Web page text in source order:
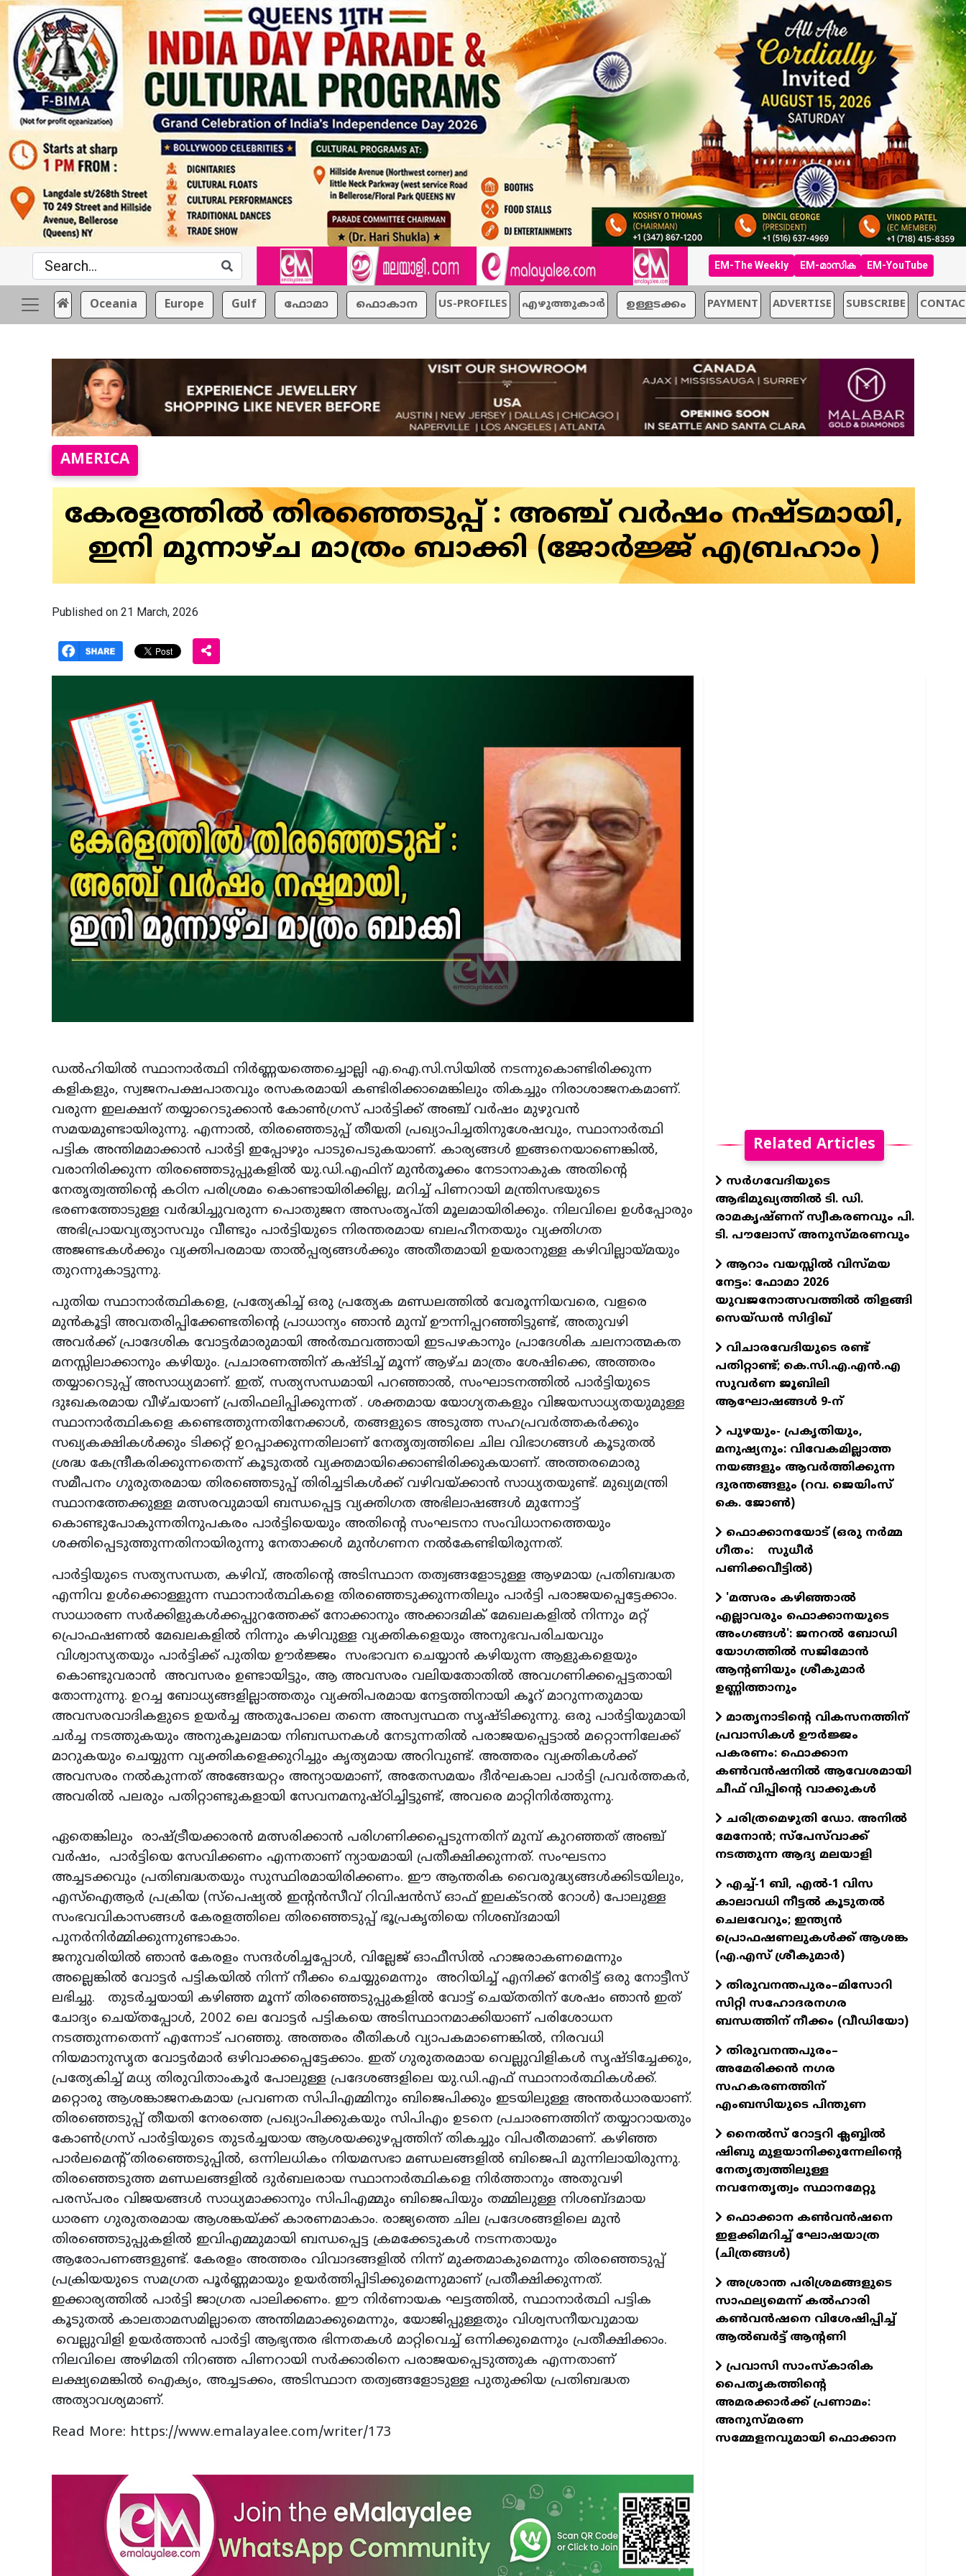
EM-The Weekly EM-മാസിക EM-YouTube
Oceania Europe Gulf ഫോമാ ഫൊകാന US-PROFILES എഴുത്തുകാര്‍ ഉള്ളടക്കം PAYMENT ADVERTISE SUBSCRIBE
AMERICA
കേരളത്തിൽ തിരഞ്ഞെടുപ്പ് : അഞ്ച് വർഷം നഷ്ടമായി,
ഇനി മൂന്നാഴ്ച മാത്രം ബാക്കി (ജോർജ്ജ് എബ്രഹാം )
Published on 21 March, 2026
ഡൽഹിയിൽ സ്ഥാനാർത്ഥി നിർണ്ണയത്തെച്ചൊല്ലി എ.ഐ.സി.സിയിൽ നടന്നുകൊണ്ടിരിക്കുന്ന
കളികളും, സ്വജനപക്ഷപാതവും രസകരമായി കണ്ടിരിക്കാമെങ്കിലും തികച്ചും നിരാശാജനകമാണ്.
വരുന്ന ഇലക്ഷന് തയ്യാറെടുക്കാൻ കോൺഗ്രസ് പാർട്ടിക്ക് അഞ്ച് വർഷം മുഴുവൻ
സമയമുണ്ടായിരുന്നു. എന്നാൽ, തിരഞ്ഞെടുപ്പ് തീയതി പ്രഖ്യാപിച്ചതിനുശേഷവും, സ്ഥാനാർത്ഥി
പട്ടിക അന്തിമമാക്കാൻ പാർട്ടി ഇപ്പോഴും പാടുപെടുകയാണ്. കാര്യങ്ങൾ ഇങ്ങനെയാണെങ്കിൽ,
വരാനിരിക്കുന്ന തിരഞ്ഞെടുപ്പുകളിൽ യു.ഡി.എഫിന് മുൻതൂക്കം നേടാനാകുക അതിന്റെ
നേതൃത്വത്തിന്റെ കഠിന പരിശ്രമം കൊണ്ടായിരിക്കില്ല, മറിച്ച് പിണറായി മന്ത്രിസഭയുടെ
ഭരണത്തോടുള്ള വർദ്ധിച്ചുവരുന്ന പൊതുജന അസംതൃപ്തി മൂലമായിരിക്കും. നിലവിലെ ഉൾപ്പോരും
അഭിപ്രായവ്യത്യാസവും വീണ്ടും പാർട്ടിയുടെ നിരന്തരമായ ബലഹീനതയും വ്യക്തിഗത
അജണ്ടകൾക്കും വ്യക്തിപരമായ താൽപ്പര്യങ്ങൾക്കും അതീതമായി ഉയരാനുള്ള കഴിവില്ലായ്മയും
തുറന്നുകാട്ടുന്നു.
പുതിയ സ്ഥാനാർത്ഥികളെ, പ്രത്യേകിച്ച് ഒരു പ്രത്യേക മണ്ഡലത്തിൽ വേരൂന്നിയവരെ, വളരെ
മുൻകൂട്ടി അവതരിപ്പിക്കേണ്ടതിന്റെ പ്രാധാന്യം ഞാൻ മുമ്പ് ഊന്നിപ്പറഞ്ഞിട്ടുണ്ട്, അതുവഴി
അവർക്ക് പ്രാദേശിക വോട്ടർമാരുമായി അർത്ഥവത്തായി ഇടപഴകാനും പ്രാദേശിക ചലനാത്മകത
മനസ്സിലാക്കാനും കഴിയും. പ്രചാരണത്തിന് കഷ്ടിച്ച് മൂന്ന് ആഴ്ച മാത്രം ശേഷിക്കെ, അത്തരം
തയ്യാറെടുപ്പ് അസാധ്യമാണ്. ഇത്, സത്യസന്ധമായി പറഞ്ഞാൽ, സംഘാടനത്തിൽ പാർട്ടിയുടെ
ദുഃഖകരമായ വീഴ്ചയാണ് പ്രതിഫലിപ്പിക്കുന്നത് . ശക്തമായ യോഗ്യതകളും വിജയസാധ്യതയുമുള്ള
സ്ഥാനാർത്ഥികളെ കണ്ടെത്തുന്നതിനേക്കാൾ, തങ്ങളുടെ അടുത്ത സഹപ്രവർത്തകർക്കും
സഖ്യകക്ഷികൾക്കും ടിക്കറ്റ് ഉറപ്പാക്കുന്നതിലാണ് നേതൃത്വത്തിലെ ചില വിഭാഗങ്ങൾ കൂടുതൽ
ശ്രദ്ധ കേന്ദ്രീകരിക്കുന്നതെന്ന് കൂടുതൽ വ്യക്തമായിക്കൊണ്ടിരിക്കുകയാണ്. അത്തരമൊരു
സമീപനം ഗുരുതരമായ തിരഞ്ഞെടുപ്പ് തിരിച്ചടികൾക്ക് വഴിവയ്ക്കാൻ സാധ്യതയുണ്ട്. മുഖ്യമന്ത്രി
സ്ഥാനത്തേക്കുള്ള മത്സരവുമായി ബന്ധപ്പെട്ട വ്യക്തിഗത അഭിലാഷങ്ങൾ മുന്നോട്ട്
കൊണ്ടുപോകുന്നതിനുപകരം പാർട്ടിയെയും അതിന്റെ സംഘടനാ സംവിധാനത്തെയും
ശക്തിപ്പെടുത്തുന്നതിനായിരുന്നു നേതാക്കൾ മുൻഗണന നൽകേണ്ടിയിരുന്നത്.
പാർട്ടിയുടെ സത്യസന്ധത, കഴിവ്, അതിന്റെ അടിസ്ഥാന തത്വങ്ങളോടുള്ള ആഴമായ പ്രതിബദ്ധത
എന്നിവ ഉൾക്കൊള്ളുന്ന സ്ഥാനാർത്ഥികളെ തിരഞ്ഞെടുക്കുന്നതിലും പാർട്ടി പരാജയപ്പെട്ടേക്കാം.
സാധാരണ സർക്കിളുകൾക്കപ്പുറത്തേക്ക് നോക്കാനും അക്കാദമിക് മേഖലകളിൽ നിന്നും മറ്റ്
പ്രൊഫഷണൽ മേഖലകളിൽ നിന്നും കഴിവുള്ള വ്യക്തികളെയും അനുഭവപരിചയവും
വിശ്വാസ്യതയും പാർട്ടിക്ക് പുതിയ ഊർജ്ജം സംഭാവന ചെയ്യാൻ കഴിയുന്ന ആളുകളെയും
കൊണ്ടുവരാൻ അവസരം ഉണ്ടായിട്ടും, ആ അവസരം വലിയതോതിൽ അവഗണിക്കപ്പെട്ടതായി
തോന്നുന്നു. ഉറച്ച ബോധ്യങ്ങളില്ലാത്തതും വ്യക്തിപരമായ നേട്ടത്തിനായി കൂറ് മാറുന്നതുമായ
അവസരവാദികളുടെ ഉയർച്ച അതുപോലെ തന്നെ അസ്വസ്ഥത സൃഷ്ടിക്കുന്നു. ഒരു പാർട്ടിയുമായി
ചർച്ച നടത്തുകയും അനുകൂലമായ നിബന്ധനകൾ നേടുന്നതിൽ പരാജയപ്പെട്ടാൽ മറ്റൊന്നിലേക്ക്
മാറുകയും ചെയ്യുന്ന വ്യക്തികളെക്കുറിച്ചും കൃത്യമായ അറിവുണ്ട്. അത്തരം വ്യക്തികൾക്ക്
അവസരം നൽകുന്നത് അങ്ങേയറ്റം അന്യായമാണ്, അതേസമയം ദീർഘകാല പാർട്ടി പ്രവർത്തകർ,
അവരിൽ പലരും പതിറ്റാണ്ടുകളായി സേവനമനുഷ്ഠിച്ചിട്ടുണ്ട്, അവരെ മാറ്റിനിർത്തുന്നു.
ഏതെങ്കിലും രാഷ്ട്രീയക്കാരൻ മത്സരിക്കാൻ പരിഗണിക്കപ്പെടുന്നതിന് മുമ്പ് കുറഞ്ഞത് അഞ്ച്
വർഷം, പാർട്ടിയെ സേവിക്കണം എന്നതാണ് ന്യായമായി പ്രതീക്ഷിക്കുന്നത്. സംഘടനാ
അച്ചടക്കവും പ്രതിബദ്ധതയും സുസ്ഥിരമായിരിക്കണം. ഈ ആന്തരിക വൈരുദ്ധ്യങ്ങൾക്കിടയിലും,
എസ്ഐആർ പ്രക്രിയ (സ്പെഷ്യൽ ഇന്റൻസീവ് റിവിഷൻസ് ഓഫ് ഇലക്ടറൽ റോൾ) പോലുള്ള
സംഭവവികാസങ്ങൾ കേരളത്തിലെ തിരഞ്ഞെടുപ്പ് ഭൂപ്രകൃതിയെ നിശബ്ദമായി
പുനർനിർമ്മിക്കുന്നുണ്ടാകാം.
ജനുവരിയിൽ ഞാൻ കേരളം സന്ദർശിച്ചപ്പോൾ, വില്ലേജ് ഓഫീസിൽ ഹാജരാകണമെന്നും
അല്ലെങ്കിൽ വോട്ടർ പട്ടികയിൽ നിന്ന് നീക്കം ചെയ്യുമെന്നും അറിയിച്ച് എനിക്ക് നേരിട്ട് ഒരു നോട്ടീസ്
ലഭിച്ചു. തുടർച്ചയായി കഴിഞ്ഞ മൂന്ന് തിരഞ്ഞെടുപ്പുകളിൽ വോട്ട് ചെയ്തതിന് ശേഷം ഞാൻ ഇത്
ചോദ്യം ചെയ്തപ്പോൾ, 2002 ലെ വോട്ടർ പട്ടികയെ അടിസ്ഥാനമാക്കിയാണ് പരിശോധന
നടത്തുന്നതെന്ന് എന്നോട് പറഞ്ഞു. അത്തരം രീതികൾ വ്യാപകമാണെങ്കിൽ, നിരവധി
നിയമാനുസൃത വോട്ടർമാർ ഒഴിവാക്കപ്പെട്ടേക്കാം. ഇത് ഗുരുതരമായ വെല്ലുവിളികൾ സൃഷ്ടിച്ചേക്കും,
പ്രത്യേകിച്ച് മധ്യ തിരുവിതാംകൂർ പോലുള്ള പ്രദേശങ്ങളിലെ യു.ഡി.എഫ് സ്ഥാനാർത്ഥികൾക്ക്.
മറ്റൊരു ആശങ്കാജനകമായ പ്രവണത സിപിഎമ്മിനും ബിജെപിക്കും ഇടയിലുള്ള അന്തർധാരയാണ്.
തിരഞ്ഞെടുപ്പ് തീയതി നേരത്തെ പ്രഖ്യാപിക്കുകയും സിപിഎം ഉടനെ പ്രചാരണത്തിന് തയ്യാറായതും
കോൺഗ്രസ് പാർട്ടിയുടെ തുടർച്ചയായ ആശയക്കുഴപ്പത്തിന് തികച്ചും വിപരീതമാണ്. കഴിഞ്ഞ
പാർലമെന്റ് തിരഞ്ഞെടുപ്പിൽ, ഒന്നിലധികം നിയമസഭാ മണ്ഡലങ്ങളിൽ ബിജെപി മുന്നിലായിരുന്നു.
തിരഞ്ഞെടുത്ത മണ്ഡലങ്ങളിൽ ദുർബലരായ സ്ഥാനാർത്ഥികളെ നിർത്താനും അതുവഴി
പരസ്പരം വിജയങ്ങൾ സാധ്യമാക്കാനും സിപിഎമ്മും ബിജെപിയും തമ്മിലുള്ള നിശബ്ദമായ
ധാരണ ഗുരുതരമായ ആശങ്കയ്ക്ക് കാരണമാകാം. രാജ്യത്തെ ചില പ്രദേശങ്ങളിലെ മുൻ
തിരഞ്ഞെടുപ്പുകളിൽ ഇവിഎമ്മുമായി ബന്ധപ്പെട്ട ക്രമക്കേടുകൾ നടന്നതായും
ആരോപണങ്ങളുണ്ട്. കേരളം അത്തരം വിവാദങ്ങളിൽ നിന്ന് മുക്തമാകുമെന്നും തിരഞ്ഞെടുപ്പ്
പ്രക്രിയയുടെ സമഗ്രത പൂർണ്ണമായും ഉയർത്തിപ്പിടിക്കുമെന്നുമാണ് പ്രതീക്ഷിക്കുന്നത്.
ഇക്കാര്യത്തിൽ പാർട്ടി ജാഗ്രത പാലിക്കണം. ഈ നിർണായക ഘട്ടത്തിൽ, സ്ഥാനാർത്ഥി പട്ടിക
കൂടുതൽ കാലതാമസമില്ലാതെ അന്തിമമാക്കുമെന്നും, യോജിപ്പുള്ളതും വിശ്വസനീയവുമായ
വെല്ലുവിളി ഉയർത്താൻ പാർട്ടി ആഭ്യന്തര ഭിന്നതകൾ മാറ്റിവെച്ച് ഒന്നിക്കുമെന്നും പ്രതീക്ഷിക്കാം.
നിലവിലെ അഴിമതി നിറഞ്ഞ പിണറായി സർക്കാരിനെ പരാജയപ്പെടുത്തുക എന്നതാണ്
ലക്ഷ്യമെങ്കിൽ ഐക്യം, അച്ചടക്കം, അടിസ്ഥാന തത്വങ്ങളോടുള്ള പുതുക്കിയ പ്രതിബദ്ധത
അത്യാവശ്യമാണ്.
Read More: https://www.emalayalee.com/writer/173
Related Articles
സർഗവേദിയുടെ
ആഭിമുഖ്യത്തിൽ ടി. ഡി.
രാമകൃഷ്ണന് സ്വീകരണവും പി.
ടി. പൗലോസ് അനുസ്മരണവും
ആറാം വയസ്സിൽ വിസ്മയ
നേട്ടം: ഫോമാ 2026
യുവജനോത്സവത്തിൽ തിളങ്ങി
സെയ്ഡൻ സിദ്ദിഖ്
വിചാരവേദിയുടെ രണ്ട്
പതിറ്റാണ്ട്; കെ.സി.എ.എന്‍.എ
സുവര്‍ണ ജൂബിലി
ആഘോഷങ്ങള്‍ 9-ന്
പുഴയും- പ്രകൃതിയും,
മനുഷ്യനും: വിവേകമില്ലാത്ത
നയങ്ങളും ആവര്‍ത്തിക്കുന്ന
ദുരന്തങ്ങളും (റവ. ജെയിംസ്
കെ. ജോണ്‍)
ഫൊക്കാനയോട് (ഒരു നര്‍മ്മ
ഗീതം: സുധീര്‍
പണിക്കവീട്ടില്‍)
'മത്സരം കഴിഞ്ഞാൽ
എല്ലാവരും ഫൊക്കാനയുടെ
അംഗങ്ങൾ': ജനറൽ ബോഡി
യോഗത്തിൽ സജിമോൻ
ആന്റണിയും ശ്രീകുമാർ
ഉണ്ണിത്താനും
മാതൃനാടിന്റെ വികസനത്തിന്
പ്രവാസികൾ ഊർജ്ജം
പകരണം: ഫൊക്കാന
കൺവൻഷനിൽ ആവേശമായി
ചീഫ് വിപ്പിന്റെ വാക്കുകൾ
ചരിത്രമെഴുതി ഡോ. അനിൽ
മേനോൻ; സ്പേസ്‌വാക്ക്
നടത്തുന്ന ആദ്യ മലയാളി
എച്ച്-1 ബി, എല്‍-1 വിസ
കാലാവധി നീട്ടല്‍ കൂടുതല്‍
ചെലവേറും; ഇന്ത്യന്‍
പ്രൊഫഷണലുകള്‍ക്ക് ആശങ്ക
(എ.എസ് ശ്രീകുമാര്‍)
തിരുവനന്തപുരം–മിസോറി
സിറ്റി സഹോദരനഗര
ബന്ധത്തിന് നീക്കം (വീഡിയോ)
തിരുവനന്തപുരം–
അമേരിക്കൻ നഗര
സഹകരണത്തിന്
എംബസിയുടെ പിന്തുണ
നൈല്‍സ് റോട്ടറി ക്ലബ്ബില്‍
ഷിബു മുളയാനിക്കുന്നേലിന്റെ
നേതൃത്വത്തിലുള്ള
നവനേതൃത്വം സ്ഥാനമേറ്റു
ഫൊക്കാന കണ്‍വന്‍ഷനെ
ഇളക്കിമറിച്ച് ഘോഷയാത്ര
(ചിത്രങ്ങള്‍)
അശ്രാന്ത പരിശ്രമങ്ങളുടെ
സാഫല്യമെന്ന് കൽഹാരി
കൺവൻഷനെ വിശേഷിപ്പിച്ച്
ആൽബർട്ട് ആന്റണി
പ്രവാസി സാംസ്കാരിക
പൈതൃകത്തിന്റെ
അമരക്കാർക്ക് പ്രണാമം:
അനുസ്മരണ
സമ്മേളനവുമായി ഫൊക്കാന